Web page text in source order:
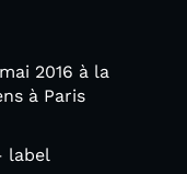
2016 à la
à Paris
label